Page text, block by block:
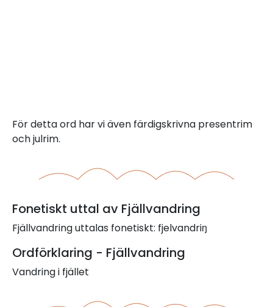
För detta ord har vi även färdigskrivna presentrim
och julrim.
Fonetiskt uttal av Fjällvandring
Fjällvandring uttalas fonetiskt: fjelvandriŋ
Ordförklaring - Fjällvandring
Vandring i fjället